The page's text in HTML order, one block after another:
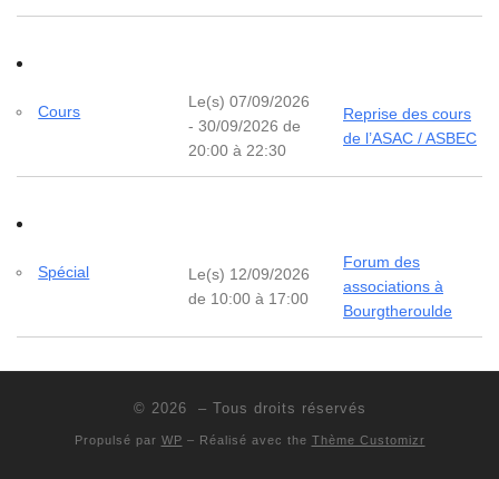
Cours
Le(s) 07/09/2026
- 30/09/2026 de
20:00 à 22:30
Reprise des cours
de l’ASAC / ASBEC
Spécial
Le(s) 12/09/2026
de 10:00 à 17:00
Forum des
associations à
Bourgtheroulde
© 2026 – Tous droits réservés
Propulsé par WP – Réalisé avec the Thème Customizr